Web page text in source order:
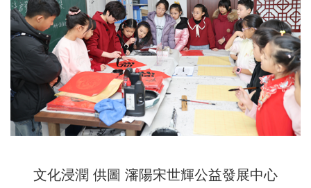
文化浸潤 供圖 瀋陽宋世輝公益發展中心